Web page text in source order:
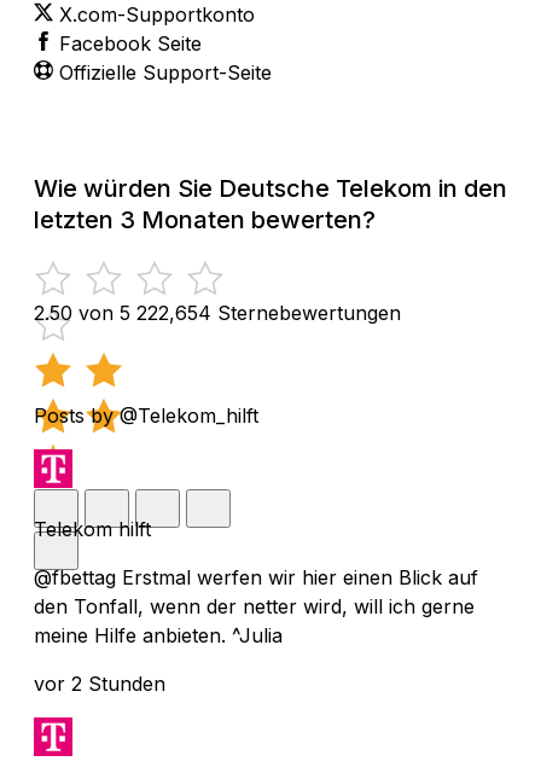
X.com-Supportkonto
Facebook Seite
Offizielle Support-Seite
Wie würden Sie Deutsche Telekom in den
letzten 3 Monaten bewerten?
2.50 von 5 222,654 Sternebewertungen
Posts by @Telekom_hilft
Telekom hilft
@fbettag Erstmal werfen wir hier einen Blick auf
den Tonfall, wenn der netter wird, will ich gerne
meine Hilfe anbieten. ^Julia
vor 2 Stunden